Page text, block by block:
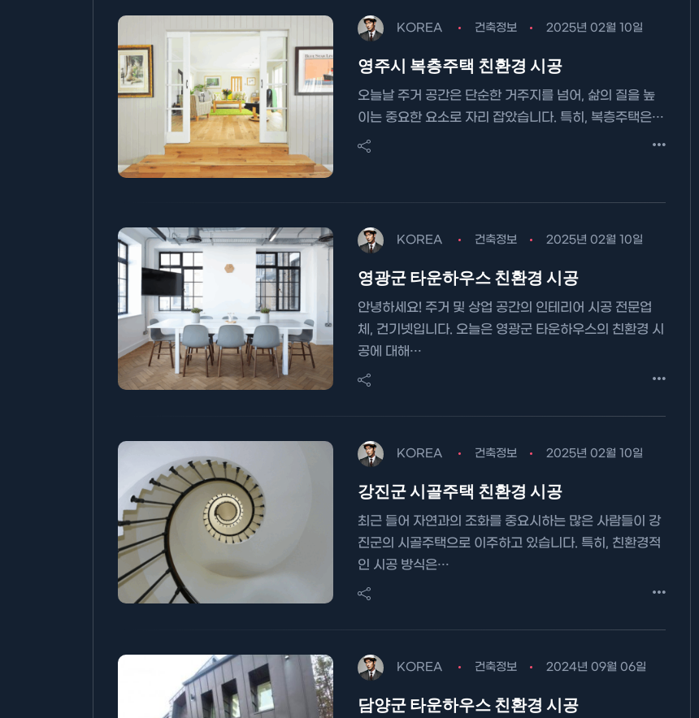
KOREA 건축정보 2025년 02월 10일
영주시 복층주택 친환경 시공
오늘날 주거 공간은 단순한 거주지를 넘어, 삶의 질을 높
이는 중요한 요소로 자리 잡았습니다. 특히, 복층주택은…
KOREA 건축정보 2025년 02월 10일
영광군 타운하우스 친환경 시공
안녕하세요! 주거 및 상업 공간의 인테리어 시공 전문업
체, 건기넷입니다. 오늘은 영광군 타운하우스의 친환경 시
공에 대해…
KOREA 건축정보 2025년 02월 10일
강진군 시골주택 친환경 시공
최근 들어 자연과의 조화를 중요시하는 많은 사람들이 강
진군의 시골주택으로 이주하고 있습니다. 특히, 친환경적
인 시공 방식은…
KOREA 건축정보 2024년 09월 06일
담양군 타운하우스 친환경 시공
방법에 대해 안내드립니다.